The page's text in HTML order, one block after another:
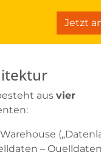
Jetzt
aus vier
–